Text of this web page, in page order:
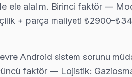
ele alalım. Birinci faktör —
+ parça maliyeti
Android sistem sorunu
faktör — Lojistik: